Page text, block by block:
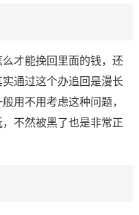
才能挽回里面的钱，还
通过这个办追回是漫长
用不用考虑这种问题，
不然被黑了也是非常正